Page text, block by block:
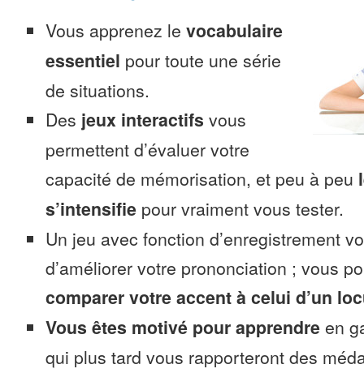
Vous apprenez le vocabulaire
essentiel pour toute une série
de situations.
Des jeux interactifs vous
permettent d’évaluer votre
capacité de mémorisation, et peu à peu
s’intensifie pour vraiment vous tester.
Un jeu avec fonction d’enregistrement
d’améliorer votre prononciation ; vous
comparer votre accent à celui d’un
Vous êtes motivé pour apprendre en
qui plus tard vous rapporteront des